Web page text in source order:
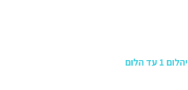
יהלום 1 עד הלום